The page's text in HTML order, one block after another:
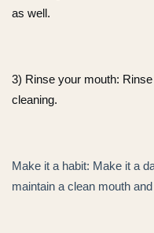
as well.
3) Rinse your mouth:
cleaning.
Make it a habit: Make it a
maintain a clean mouth